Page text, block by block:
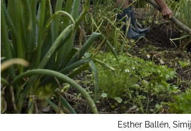
Esther Ballén,